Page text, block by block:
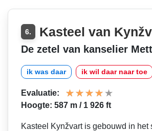
6. Kasteel van
De zetel van kanselier
ik was daar ik wil daar naar toe
Evaluatie:
Hoogte: 587 m / 1 926 ft
Kasteel Kynžvart is gebouwd in het